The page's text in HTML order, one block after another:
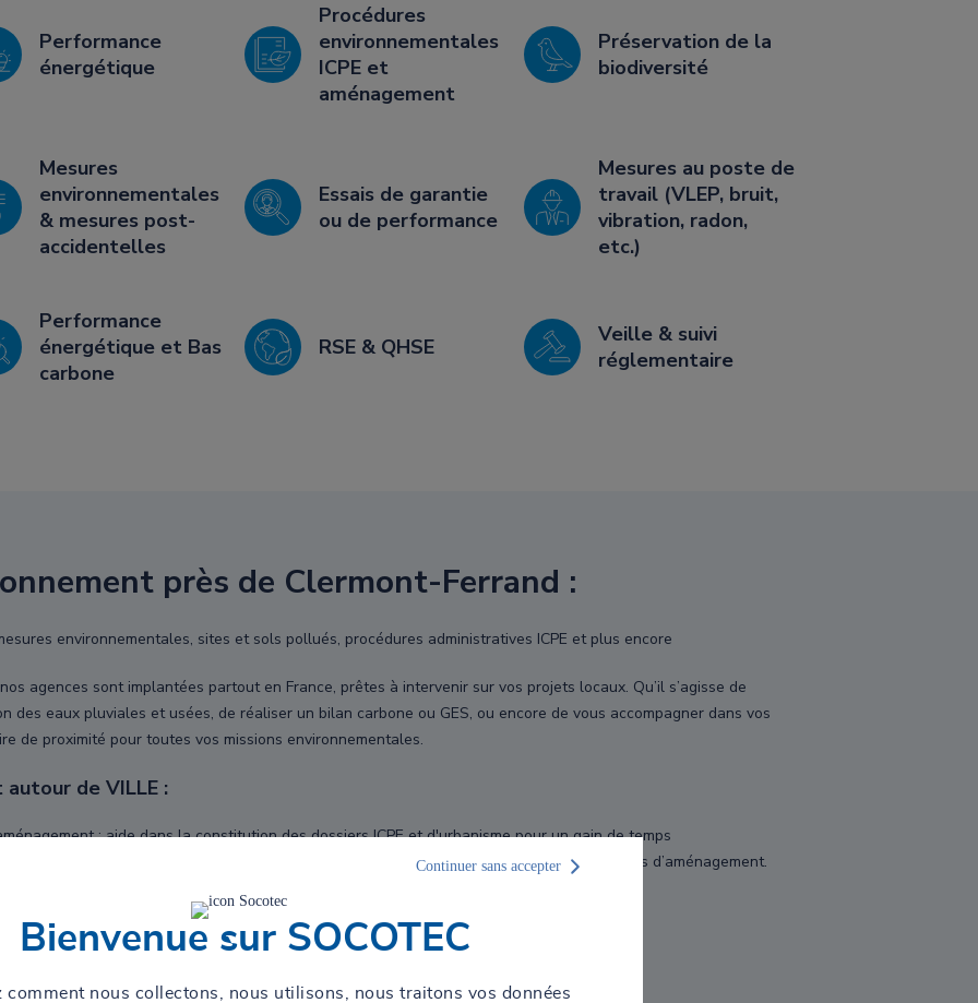
Performance
énergétique
Procédures
environnementales
ICPE et
aménagement
Préservation de la
biodiversité
Mesures
environnementales
& mesures post-
accidentelles
Essais de garantie
ou de performance
Mesures au poste de
travail (VLEP, bruit,
vibration, radon,
etc.)
Performance
énergétique et Bas
carbone
RSE & QHSE
Veille & suivi
réglementaire
près de Clermont-Ferrand :
environnementales, sites et sols pollués, procédures administratives ICPE et plus encore
agences sont implantées partout en France, prêtes à intervenir sur vos projets locaux. Qu’il s’agisse de
des eaux pluviales et usées, de réaliser un bilan carbone ou GES, ou encore de vous accompagner dans vos
de proximité pour toutes vos missions environnementales.
de VILLE :
: aide dans la constitution des dossiers ICPE et d'urbanisme pour un gain de temps
des habitats naturels et accompagnement pour la mise en conformité des projets d’aménagement.
pour une valorisation durable des terrains.
la gestion des eaux pluviales, des eaux usées et l’optimisation des ressources hydriques.
intérieur, rejets atmosphériques, bruit, vibration, poussières, etc.
complets pour réduire votre empreinte carbone et répondre aux enjeux climatiques.
vous accompagner dans votre démarche de décarbonation
Bienvenue sur SOCOTEC
comment nous collectons, nous utilisons, nous traitons vos données
Continuer sans accepter